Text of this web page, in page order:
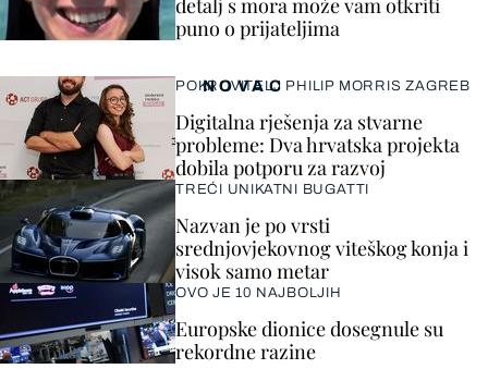
detalj s mora može vam otkriti
puno o prijateljima
NOVAC
POKROVITELJ PHILIP MORRIS ZAGREB
Digitalna rješenja za stvarne
probleme: Dva hrvatska projekta
dobila potporu za razvoj
TREĆI UNIKATNI BUGATTI
Nazvan je po vrsti
srednjovjekovnog viteškog konja i
visok samo metar
OVO JE 10 NAJBOLJIH
Europske dionice dosegnule su
rekordne razine